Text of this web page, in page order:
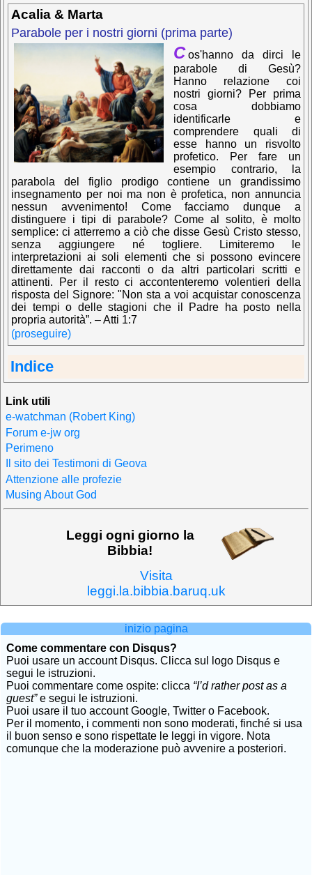
Acalia & Marta
Parabole per i nostri giorni (prima parte)
C os'hanno da dirci le
parabole di Gesù?
Hanno relazione coi
nostri giorni? Per prima
cosa dobbiamo
identificarle e
comprendere quali di
esse hanno un risvolto
profetico. Per fare un
esempio contrario, la
parabola del figlio prodigo contiene un grandissimo
insegnamento per noi ma non è profetica, non annuncia
nessun avvenimento! Come facciamo dunque a
distinguere i tipi di parabole? Come al solito, è molto
semplice: ci atterremo a ciò che disse Gesù Cristo stesso,
senza aggiungere né togliere. Limiteremo le
interpretazioni ai soli elementi che si possono evincere
direttamente dai racconti o da altri particolari scritti e
attinenti. Per il resto ci accontenteremo volentieri della
risposta del Signore: "Non sta a voi acquistar conoscenza
dei tempi o delle stagioni che il Padre ha posto nella
propria autorità”. – Atti 1:7
(proseguire)
Indice
Link utili
e-watchman (Robert King)
Forum e-jw org
Perimeno
Il sito dei Testimoni di Geova
Attenzione alle profezie
Musing About God
Leggi ogni giorno la
Bibbia!
Visita
leggi.la.bibbia.baruq.uk
inizio pagina
Come commentare con Disqus?
Puoi usare un account Disqus. Clicca sul logo Disqus e
segui le istruzioni.
Puoi commentare come ospite: clicca “I’d rather post as a
guest”e segui le istruzioni.
Puoi usare il tuo account Google, Twitter o Facebook.
Per il momento, i commenti non sono moderati, finché si usa
il buon senso e sono rispettate le leggi in vigore. Nota
comunque che la moderazione può avvenire a posteriori.